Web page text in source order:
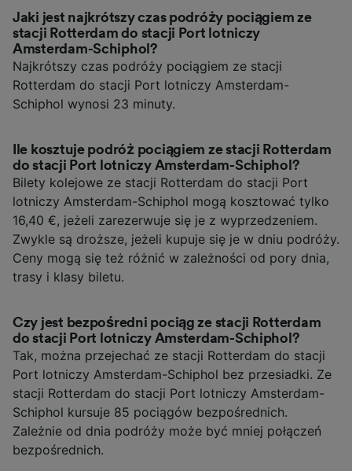
Jaki jest najkrótszy czas podróży pociągiem ze
stacji Rotterdam do stacji Port lotniczy
Amsterdam-Schiphol?
Najkrótszy czas podróży pociągiem ze stacji
Rotterdam do stacji Port lotniczy Amsterdam-
Schiphol wynosi 23 minuty.
Ile kosztuje podróż pociągiem ze stacji Rotterdam
do stacji Port lotniczy Amsterdam-Schiphol?
Bilety kolejowe ze stacji Rotterdam do stacji Port
lotniczy Amsterdam-Schiphol mogą kosztować tylko
16,40 €, jeżeli zarezerwuje się je z wyprzedzeniem.
Zwykle są droższe, jeżeli kupuje się je w dniu podróży.
Ceny mogą się też różnić w zależności od pory dnia,
trasy i klasy biletu.
Czy jest bezpośredni pociąg ze stacji Rotterdam
do stacji Port lotniczy Amsterdam-Schiphol?
Tak, można przejechać ze stacji Rotterdam do stacji
Port lotniczy Amsterdam-Schiphol bez przesiadki. Ze
stacji Rotterdam do stacji Port lotniczy Amsterdam-
Schiphol kursuje 85 pociągów bezpośrednich.
Zależnie od dnia podróży może być mniej połączeń
bezpośrednich.